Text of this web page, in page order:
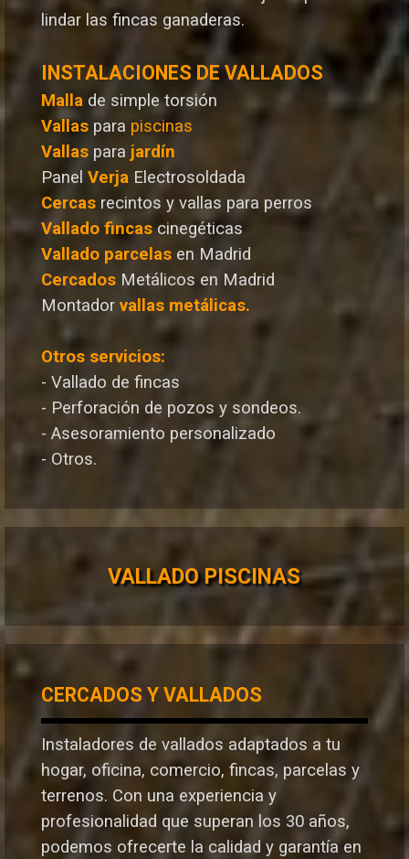
lindar las fincas ganaderas.
INSTALACIONES DE VALLADOS
Malla de simple torsión
Vallas para piscinas
Vallas para jardín
Panel Verja Electrosoldada
Cercas recintos y vallas para perros
Vallado fincas cinegéticas
Vallado parcelas en Madrid
Cercados Metálicos en Madrid
Montador vallas metálicas.
Otros servicios:
- Vallado de fincas
- Perforación de pozos y sondeos.
- Asesoramiento personalizado
- Otros.
VALLADO PISCINAS
CERCADOS Y VALLADOS
Instaladores de vallados adaptados a tu
hogar, oficina, comercio, fincas, parcelas y
terrenos. Con una experiencia y
profesionalidad que superan los 30 años,
podemos ofrecerte la calidad y garantía en